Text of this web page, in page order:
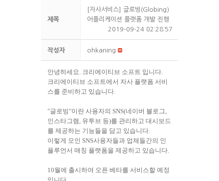
제목
[자사서비스] 글로빙(Globing)
어플리케이션 플랫폼 개발 진행
2019-09-24 02:28:57
작성자 ohkaning
안녕하세요. 크리에이티브 소프트 입니다.
크리에이티브 소프트에서 자사 플랫폼 서비
스를 준비하고 있습니다.
"글로빙"이란 사용자의 SNS(네이버 블로그,
인스타그램, 유투브 등)를 관리하고 대시보드
를 제공하는 기능들을 담고 있습니다.
이렇게 모인 SNS사용자들과 업체들간의 인
플루언서 매칭 플랫폼을 제공하고 있습니다.
10월에 출시하여 오픈 베타를 서비스할 예정